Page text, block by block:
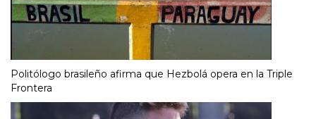
Politólogo brasileño afirma que Hezbolá opera en la Triple
Frontera